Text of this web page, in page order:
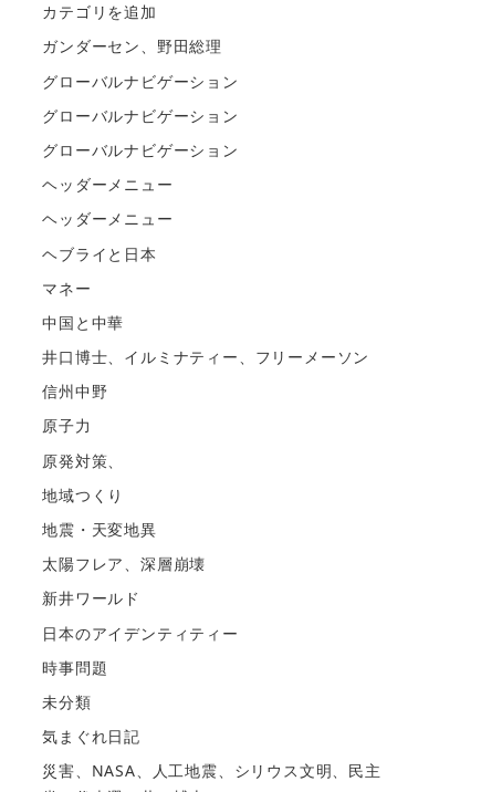
カテゴリを追加
ガンダーセン、野田総理
グローバルナビゲーション
グローバルナビゲーション
グローバルナビゲーション
ヘッダーメニュー
ヘッダーメニュー
ヘブライと日本
マネー
中国と中華
井口博士、イルミナティー、フリーメーソン
信州中野
原子力
原発対策、
地域つくり
地震・天変地異
太陽フレア、深層崩壊
新井ワールド
日本のアイデンティティー
時事問題
未分類
気まぐれ日記
災害、NASA、人工地震、シリウス文明、民主